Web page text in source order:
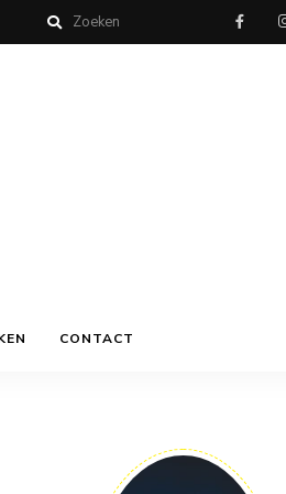
CONTACT